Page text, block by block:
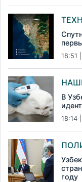
18:51
В
18:14
году